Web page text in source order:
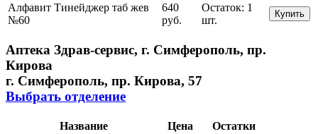
Алфавит Тинейджер таб жев
№60
640
руб.
Остаток: 1
шт.
Купить
Аптека Здрав-сервис, г. Симферополь, пр.
Кирова
г. Симферополь, пр. Кирова, 57
Выбрать отделение
Название Цена
Остатки